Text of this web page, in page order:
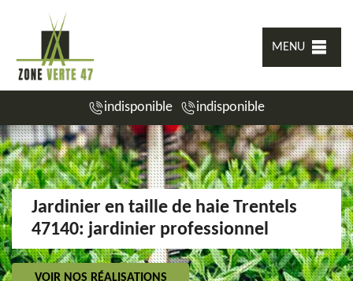
MENU
indisponible indisponible
Jardinier en taille de haie Trentels
47140: jardinier professionnel
VOIR NOS RÉALISATIONS